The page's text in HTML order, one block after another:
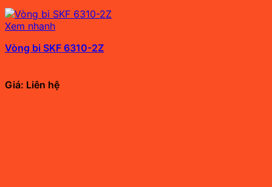
Xem nhanh
Vòng bi SKF 6310-2Z
Giá: Liên hệ